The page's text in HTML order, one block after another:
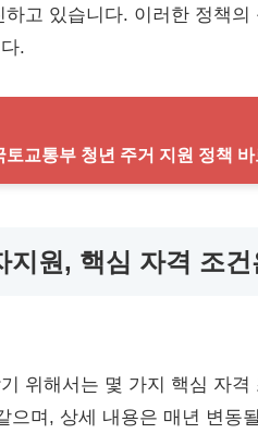
고 있습니다. 이러한 정책
.
토교통부 청년 주거 지원 정책 바
지원, 핵심 자격 조건
위해서는 몇 가지 핵심 자
으며, 상세 내용은 매년 변동